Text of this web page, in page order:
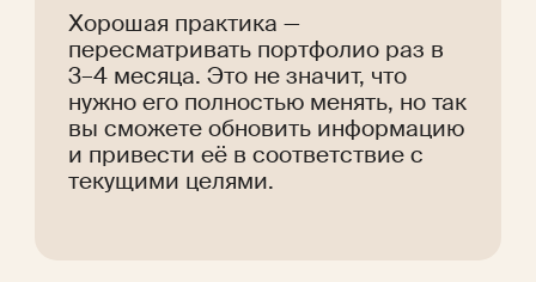
Хорошая практика —
пересматривать портфолио раз в
3–4 месяца. Это не значит, что
нужно его полностью менять, но так
вы сможете обновить информацию
и привести её в соответствие с
текущими целями.